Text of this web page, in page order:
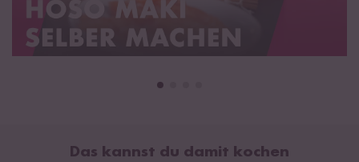
Das kannst du damit kochen